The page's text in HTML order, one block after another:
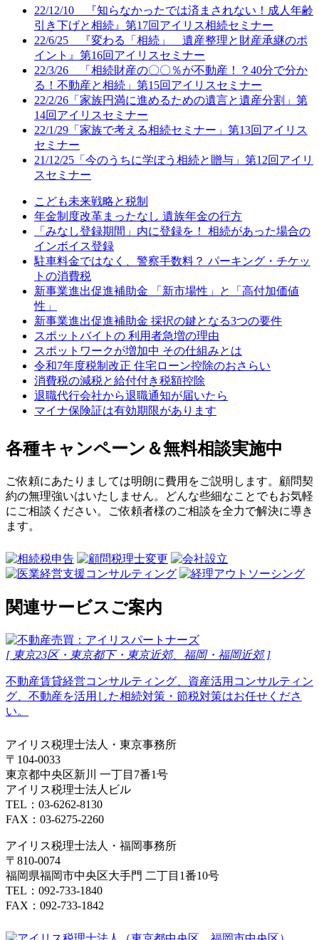
22/12/10 『知らなかったでは済まされない！成人年齢
引き下げと相続』第17回アイリス相続セミナー
22/6/25 『変わる「相続」 遺産整理と財産承継のポ
イント』第16回アイリスセミナー
22/3/26 「相続財産の〇〇％が不動産！？40分で分か
る！不動産と相続」第15回アイリスセミナー
22/2/26「家族円満に進めるための遺言と遺産分割」第
14回アイリスセミナー
22/1/29「家族で考える相続セミナー」第13回アイリス
セミナー
21/12/25「今のうちに学ぼう相続と贈与」第12回アイリ
スセミナー
こども未来戦略と税制
年金制度改革まったなし 遺族年金の行方
「みなし登録期間」内に登録を！ 相続があった場合の
インボイス登録
駐車料金ではなく、警察手数料？ パーキング・チケッ
トの消費税
新事業進出促進補助金 「新市場性」と「高付加価値
性」
新事業進出促進補助金 採択の鍵となる3つの要件
スポットバイトの 利用者急増の理由
スポットワークが増加中 その仕組みとは
令和7年度税制改正 住宅ローン控除のおさらい
消費税の減税と給付付き税額控除
退職代行会社から退職通知が届いたら
マイナ保険証は有効期限があります
各種キャンペーン＆無料相談実施中
ご依頼にあたりましては明朗に費用をご説明します。顧問契
約の無理強いはいたしません。どんな些細なことでもお気軽
にご相談ください。ご依頼者様のご相談を全力で解決に導き
ます。
関連サービスご案内
[ 東京23区・東京都下・東京近郊、福岡・福岡近郊 ]
不動産賃貸経営コンサルティング、資産活用コンサルティン
グ、不動産を活用した相続対策・節税対策はお任せくださ
い。
アイリス税理士法人・東京事務所
〒104-0033
東京都中央区新川 一丁目7番1号
アイリス税理士法人ビル
TEL：03-6262-8130
FAX：03-6275-2260
アイリス税理士法人・福岡事務所
〒810-0074
福岡県福岡市中央区大手門 二丁目1番10号
TEL：092-733-1840
FAX：092-733-1842